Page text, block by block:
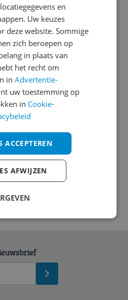
Functies
en
Uw keuzes
deze website. Sommige
zich beroepen op
in plaats van
het recht om
inAdvertentie-
uw toestemming op
in Cookie-
ACCEPTEREN
AFWIJZEN